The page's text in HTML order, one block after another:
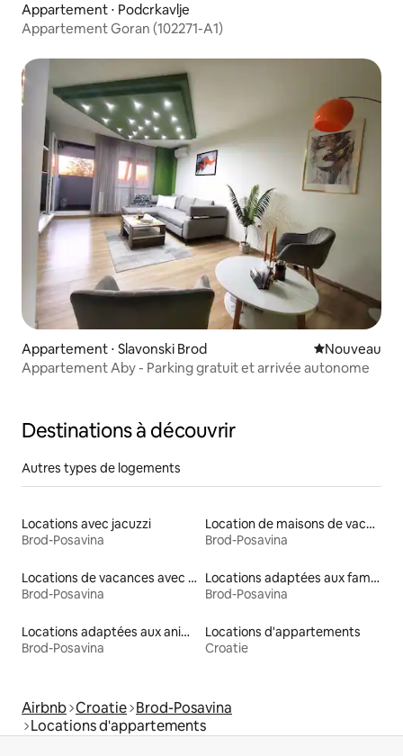
Appartement ⋅ Podcrkavlje
Appartement Goran (102271-A1)
Appartement ⋅ Slavonski Brod Nouvel
Nouveau
Appartement Aby - Parking gratuit et arrivée autonome
Destinations à découvrir
Autres types de logements
Locations avec jacuzzi
Brod-Posavina
Location de maisons de vacances
Brod-Posavina
Locations de vacances avec piscine
Brod-Posavina
Locations adaptées aux familles
Brod-Posavina
Locations adaptées aux animaux
Brod-Posavina
Locations d'appartements
Croatie
Airbnb Croatie Brod-Posavina
Locations d'appartements